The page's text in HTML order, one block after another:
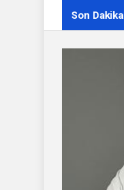
Son Dakika